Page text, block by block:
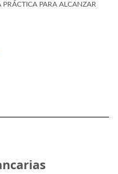
PARA ALCANZAR